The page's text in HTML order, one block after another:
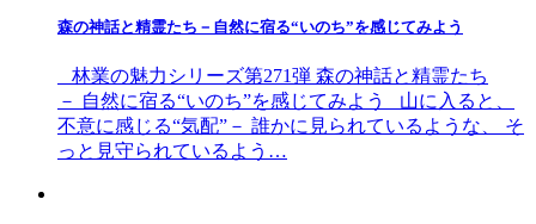
森の神話と精霊たち－自然に宿る“いのち”を感じてみよう
林業の魅力シリーズ第271弾 森の神話と精霊たち
－ 自然に宿る“いのち”を感じてみよう 山に入ると、
不意に感じる“気配”－ 誰かに見られているような、 そ
っと見守られているよう…